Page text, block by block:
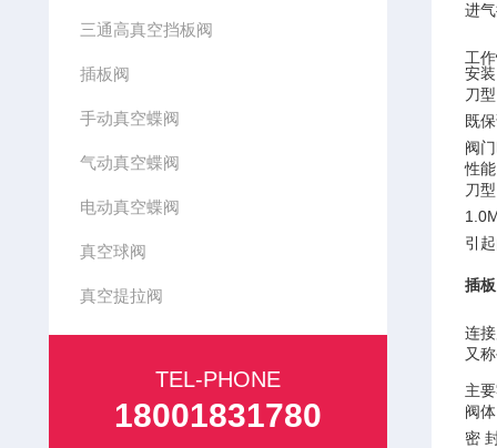
三通高真空挡板阀
插板阀
手动真空蝶阀
气动真空蝶阀
电动真空蝶阀
真空球阀
真空提拉阀
TEL-PHONE
18001831780
进
工
安装
刀
既
阀
性能
刀
引
插
连
又
主
阀
密